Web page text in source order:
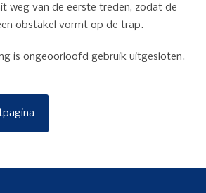
weg van de eerste treden, zodat de
obstakel vormt op de trap.
is ongeoorloofd gebruik uitgesloten.